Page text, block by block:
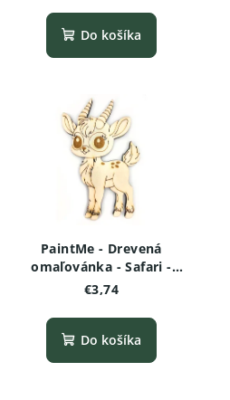
Do košíka
PaintMe - Drevená
omaľovánka - Safari -
Gazela
€3,74
Do košíka